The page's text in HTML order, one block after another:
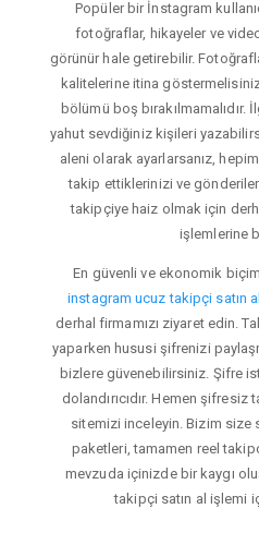
Popüler bir İnstagram
fotoğraflar, hikayeler ve
görünür hale getirebilir.
kalitelerine itina
bölümü boş bırakılmamalıdır.
yahut sevdiğiniz kişileri
aleni olarak ayarlarsanız,
takip ettiklerinizi ve
takipçiye haiz olmak için
işlemlerine
En güvenli ve ekonomik
instagram ucuz takipçi satın al
derhal firmamızı ziyaret edin.
yaparken hususi şifrenizi
bizlere güvenebilirsiniz. Şifre
dolandırıcıdır. Hemen
sitemizi inceleyin. Bizim size
paketleri, tamamen reel
mevzuda içinizde bir kaygı
takipçi satın al işlemi